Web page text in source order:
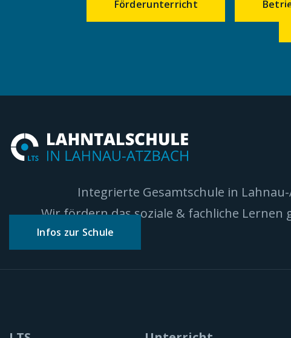
Förderunterricht
Integrierte Gesamtschule in
Wir fördern das soziale & fachliche Lernen
Infos zur Schule